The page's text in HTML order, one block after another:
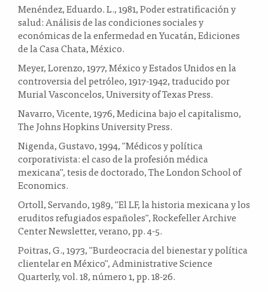
Menéndez, Eduardo. L., 1981, Poder estratificación y
salud: Análisis de las condiciones sociales y
económicas de la enfermedad en Yucatán, Ediciones
de la Casa Chata, México.
Meyer, Lorenzo, 1977, México y Estados Unidos en la
controversia del petróleo, 1917-1942, traducido por
Murial Vasconcelos, University of Texas Press.
Navarro, Vicente, 1976, Medicina bajo el capitalismo,
The Johns Hopkins University Press.
Nigenda, Gustavo, 1994, "Médicos y política
corporativista: el caso de la profesión médica
mexicana", tesis de doctorado, The London School of
Economics.
Ortoll, Servando, 1989, "El LF, la historia mexicana y los
eruditos refugiados españoles", Rockefeller Archive
Center Newsletter, verano, pp. 4-5.
Poitras, G., 1973, "Burdeocracia del bienestar y política
clientelar en México", Administrative Science
Quarterly, vol. 18, número 1, pp. 18-26.